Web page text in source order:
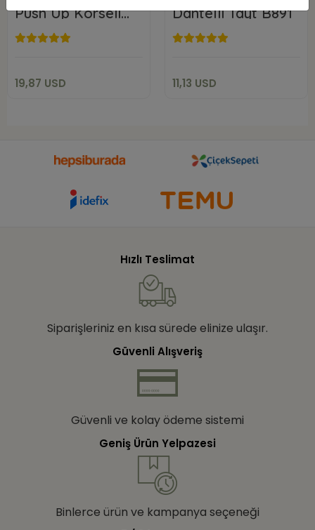
Push Up Korseli
Kot Tayt M Beden
19,87 USD
19,87 USD
Dantelli Tayt B891
11,13 USD
11,13 USD
Hızlı Teslimat
Siparişleriniz en kısa sürede elinize ulaşır.
Güvenli Alışveriş
Güvenli ve kolay ödeme sistemi
Geniş Ürün Yelpazesi
Binlerce ürün ve kampanya seçeneği